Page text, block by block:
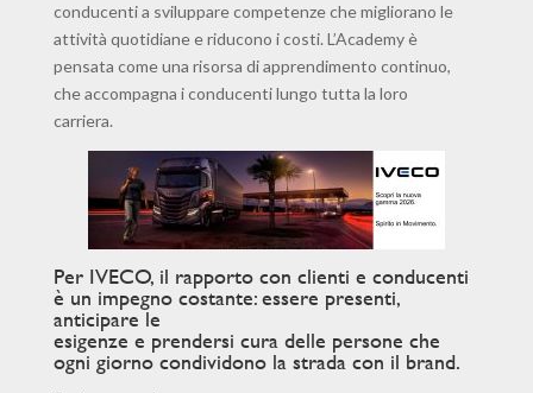
conducenti a sviluppare competenze che migliorano le
attività quotidiane e riducono i costi. L’Academy è
pensata come una risorsa di apprendimento continuo,
che accompagna i conducenti lungo tutta la loro
carriera.
Per IVECO, il rapporto con clienti e conducenti
è un impegno costante: essere presenti,
anticipare le
esigenze e prendersi cura delle persone che
ogni giorno condividono la strada con il brand.